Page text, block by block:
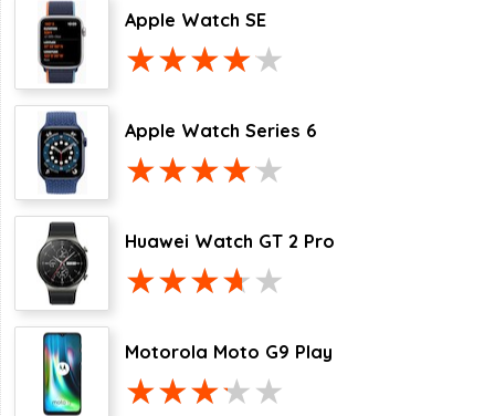
Apple Watch SE
Apple Watch Series 6
Huawei Watch GT 2 Pro
Motorola Moto G9 Play